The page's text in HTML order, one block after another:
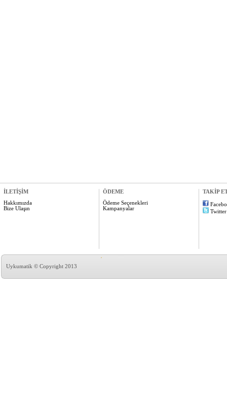
İLETİŞİM
Hakkımızda
Bize Ulaşın
ÖDEME
Ödeme Seçenekleri
Kampanyalar
TAKİP
Twitter
Uykumatik © Copyright 2013